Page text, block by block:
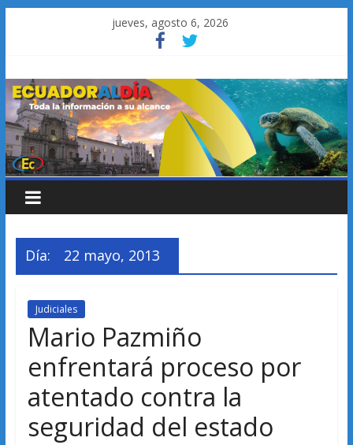
jueves, agosto 6, 2026
Día: 22 mayo, 2013
Judiciales
Mario Pazmiño
enfrentará proceso por
atentado contra la
seguridad del estado